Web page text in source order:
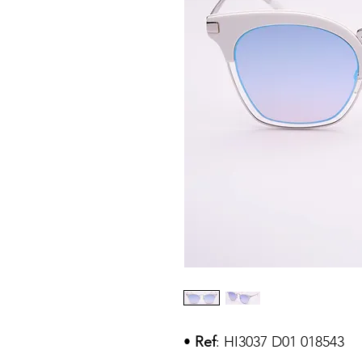
• Ref: HI3037 D01 018543